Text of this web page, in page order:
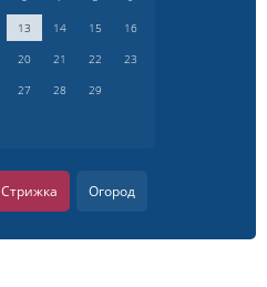
13 14 15
16
20 21 22
23
27 28
29
Стрижка Огород